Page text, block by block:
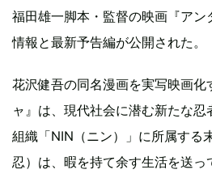
福田雄一脚本・監督の映画『アン
情報と最新予告編が公開された。
花沢健吾の同名漫画を実写映画化
ャ』は、現代社会に潜む新たな
組織「NIN（ニン）」に所属する
忍）は、暇を持て余す生活を送